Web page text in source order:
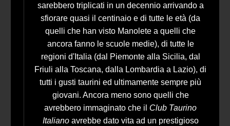
sarebbero triplicati in un decennio arrivando a
sfiorare quasi il centinaio e di tutte le età (da
quelli che han visto Manolete a quelli che
ancora fanno le scuole medie), di tutte le
regioni d'Italia (dal Piemonte alla Sicilia, dal
Friuli alla Toscana, dalla Lombardia a Lazio), di
tutti i gusti taurini ed ultimamente sempre più
giovani. Ancora meno sono quelli che
avrebbero immaginato che il Club Taurino
Italianoavrebbe dato vita ad un prestigioso